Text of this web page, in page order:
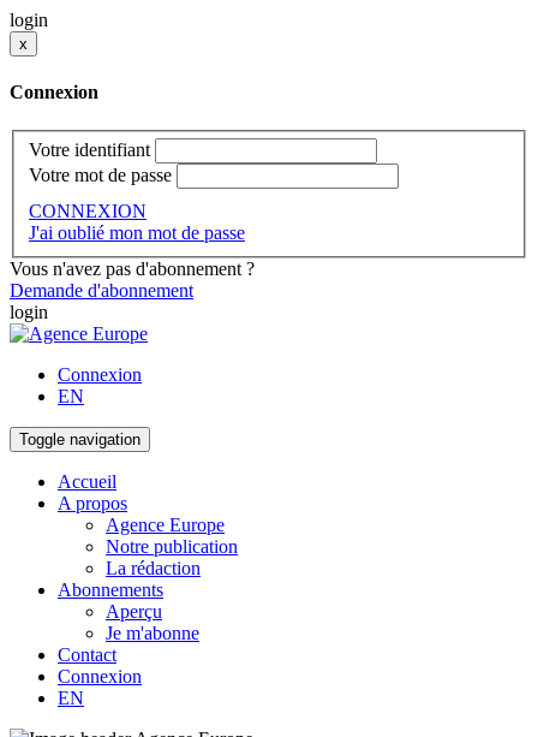
login
x
Connexion
Votre identifiant
Votre mot de passe
CONNEXION
J'ai oublié mon mot de passe
Vous n'avez pas d'abonnement ?
Demande d'abonnement
login
Connexion
EN
Toggle navigation
Accueil
A propos
Agence Europe
Notre publication
La rédaction
Abonnements
Aperçu
Je m'abonne
Contact
Connexion
EN